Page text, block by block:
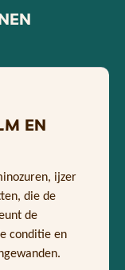
EN
ijzer
die de
de
conditie en